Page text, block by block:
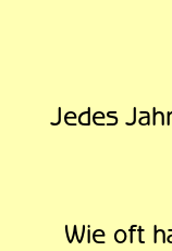
Jedes
Wie oft